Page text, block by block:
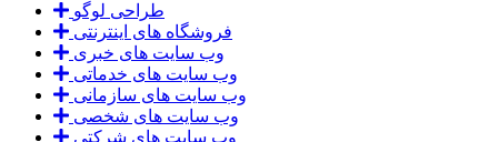
طراحی لوگو
فروشگاه های اینترنتی
وب سایت های خبری
وب سایت های خدماتی
وب سایت های سازمانی
وب سایت های شخصی
وب سایت های شرکتی